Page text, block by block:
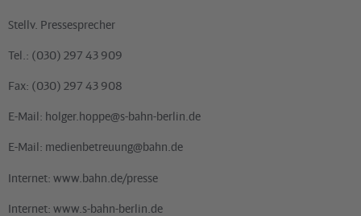
Stellv. Pressesprecher
Tel.: (030) 297 43 909
Fax: (030) 297 43 908
E-Mail: holger.hoppe@s-bahn-berlin.de
E-Mail: medienbetreuung@bahn.de
Internet: www.bahn.de/presse
Internet: www.s-bahn-berlin.de